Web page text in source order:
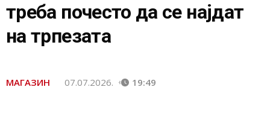
треба почесто да се најдат
на трпезата
МАГАЗИН 07.07.2026. 19:49